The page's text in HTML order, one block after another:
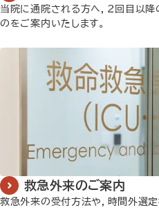
当院に通院される方へ，2回目以
のをご案内いたします。
救急外来のご案内
救急外来の受付方法や，時間外選